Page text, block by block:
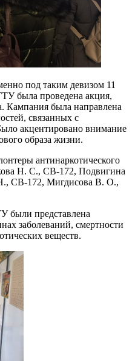
под таким девизом 11
была проведена акция,
Кампания была направлена
связанных с
акцентировано внимание
образа жизни.
антинаркотического
Н. С., СВ-172, Подвигина
СВ-172, Мигдисова В. О.,
были представлена
заболеваний, смертности
веществ.